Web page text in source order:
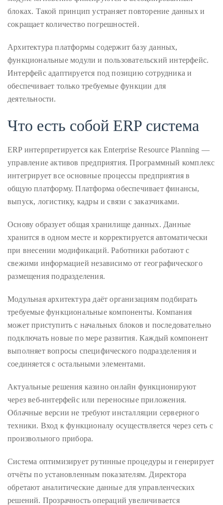
Duane
has
globe
seeking
best
and
the
very
best
those
have
to
offer.
Over
the
decade
and
a
half,
he
has
regular
a
global
clutch
of
distinguished
блоках. Такой принцип устраняет повторение данных и
сокращает количество погрешностей.
Архитектура платформы содержит базу данных,
функциональные модули и пользовательский интерфейс.
Интерфейс адаптируется под позицию сотрудника и
обеспечивает только требуемые функции для
деятельности.
Что есть собой ERP система
ERP интерпретируется как Enterprise Resource Planning —
управление активов предприятия. Программный комплекс
интегрирует все основные процессы предприятия в
общую платформу. Платформа обеспечивает финансы,
выпуск, логистику, кадры и связи с заказчиками.
Основу образует общая хранилище данных. Данные
хранится в одном месте и корректируется автоматически
при внесении модификаций. Работники работают с
свежими информацией независимо от географического
размещения подразделения.
Модульная архитектура даёт организациям подбирать
требуемые функциональные компоненты. Компания
может приступить с начальных блоков и последовательно
подключать новые по мере развития. Каждый компонент
выполняет вопросы специфического подразделения и
соединяется с остальными элементами.
Актуальные решения казино онлайн функционируют
через веб-интерфейс или переносные приложения.
Облачные версии не требуют инсталляции серверного
техники. Вход к функционалу осуществляется через сеть с
произвольного прибора.
Система оптимизирует рутинные процедуры и генерирует
отчёты по установленным показателям. Директора
обретают аналитические данные для управленческих
решений. Прозрачность операций увеличивается